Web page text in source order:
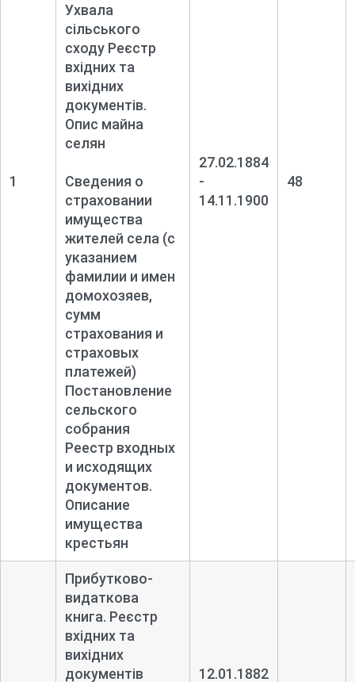
1
Ухвала
сільського
сходу Реєстр
вхідних та
вихідних
документів.
Опис майна
селян
Сведения о
страховании
имущества
жителей села (с
указанием
фамилии и имен
домохозяев,
сумм
страхования и
страховых
платежей)
Постановление
сельского
собрания
Реестр входных
и исходящих
документов.
Описание
имущества
крестьян
27.02.1884
-
14.11.1900
48
Прибутково-
видаткова
книга. Реєстр
вхідних та
вихідних
документів
12.01.1882